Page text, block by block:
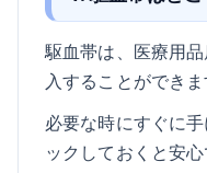
駆血帯は、医療用
入することができま
必要な時にすぐに
ックしておくと安心